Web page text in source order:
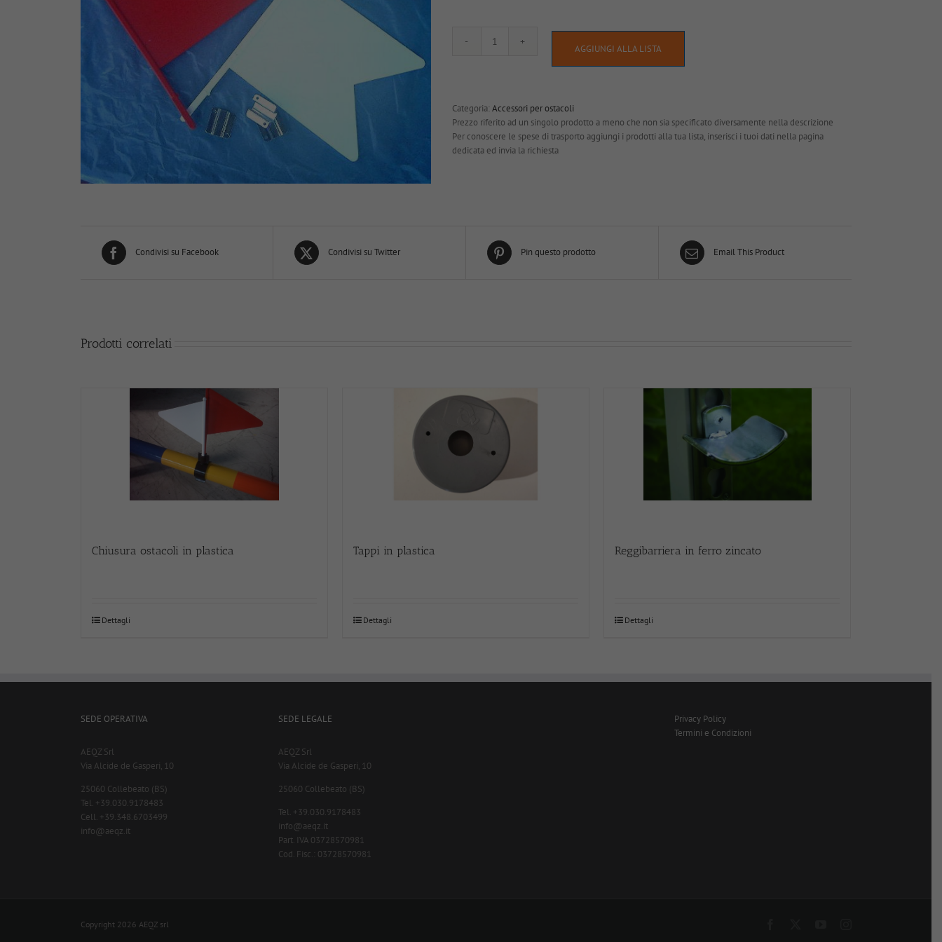
Bandierine
quantità
AGGIUNGI ALLA LISTA
Categoria:Accessori per ostacoli
Prezzo riferito ad un singolo prodotto a meno che non sia specificato diversamente nella descrizione
Per conoscere le spese di trasporto aggiungi i prodotti alla tua lista, inserisci i tuoi dati nella pagina
dedicata ed invia la richiesta
Condivisi su Facebook Condivisi su Twitter Pin questo prodotto Email This Product
Prodotti correlati
Chiusura ostacoli in plastica
Dettagli
Tappi in plastica
Dettagli
Reggibarriera in ferro zincato
Dettagli
SEDE OPERATIVA
AEQZ Srl
Via Alcide de Gasperi, 10
25060 Collebeato (BS)
Tel. +39.030.9178483
Cell. +39.348.6703499
info@aeqz.it
SEDE LEGALE
AEQZ Srl
Via Alcide de Gasperi, 10
25060 Collebeato (BS)
Tel. +39.030.9178483
info@aeqz.it
Part. IVA 03728570981
Cod. Fisc.: 03728570981
Privacy Policy
Termini e Condizioni
Copyright 2026 AEQZ srl